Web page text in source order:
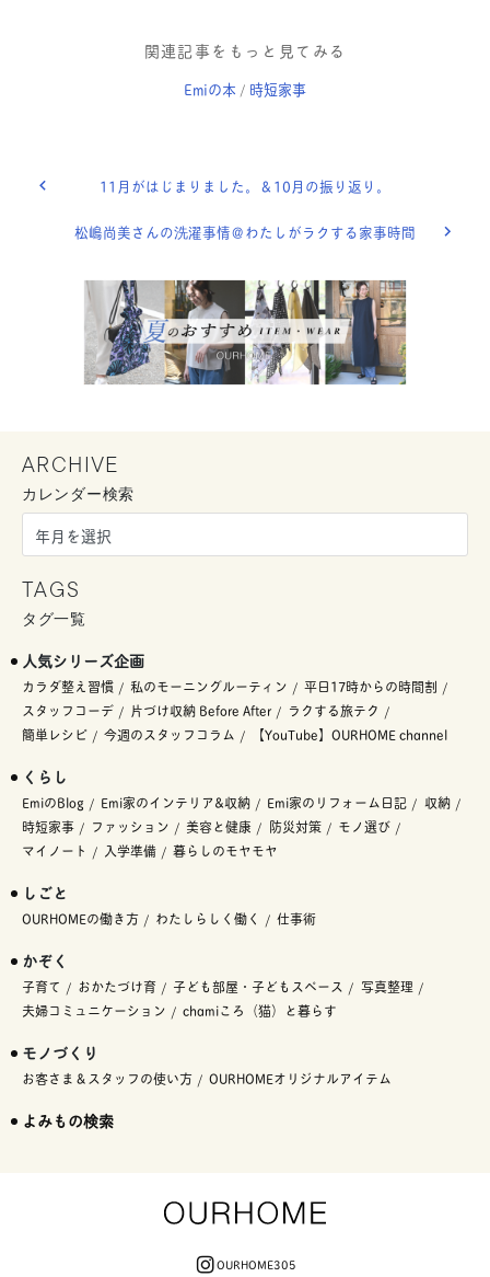
関連記事をもっと見てみる
Emiの本 / 時短家事
11月がはじまりました。＆10月の振り返り。
松嶋尚美さんの洗濯事情＠わたしがラクする家事時間
ARCHIVE
カレンダー検索
TAGS
タグ一覧
人気シリーズ企画
カラダ整え習慣 私のモーニングルーティン
平日17時からの時間割
スタッフコーデ
片づけ収納 Before After
ラクする旅テク
簡単レシピ
今週のスタッフコラム 【YouTube】OURHOME channel
くらし
EmiのBlog Emi家のインテリア&収納 Emi家のリフォーム日記
収納
時短家事
ファッション 美容と健康 防災対策
モノ選び
マイノート
入学準備 暮らしのモヤモヤ
しごと
OURHOMEの働き方 わたしらしく働く 仕事術
かぞく
子育て おかたづけ育 子ども部屋・子どもスペース
写真整理
夫婦コミュニケーション
chamiころ（猫）と暮らす
モノづくり
お客さま＆スタッフの使い方 OURHOMEオリジナルアイテム
よみもの検索
OURHOME305